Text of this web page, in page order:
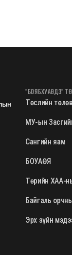
"БОЯБХУАӨДЗ"
Төслийн
МУ-ын
Сангийн яам
БОУАӨЯ
Төрийн ХАА-
Байгаль
Эрх зүйн